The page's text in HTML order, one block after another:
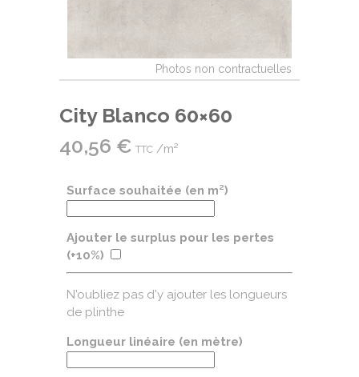
City Blanco 60×60
40,56 € TTC /m²
Surface souhaitée (en m²)
Ajouter le surplus pour les pertes
(+10%)
N'oubliez pas d'y ajouter les longueurs
de plinthe
Longueur linéaire (en mètre)